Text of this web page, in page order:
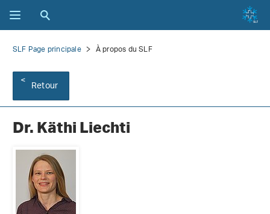
SLF Page principale À propos du SLF
Retour
Dr. Käthi Liechti